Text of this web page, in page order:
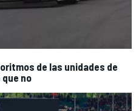
de las unidades de
no